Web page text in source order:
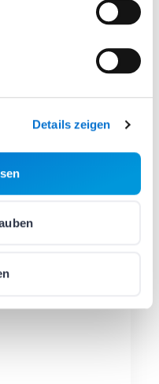
Details zeigen